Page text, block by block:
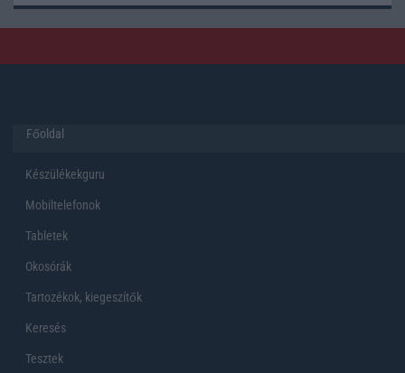
Főoldal
Készülékekguru
Mobiltelefonok
Tabletek
Okosórák
Tartozékok, kiegeszítők
Keresés
Tesztek